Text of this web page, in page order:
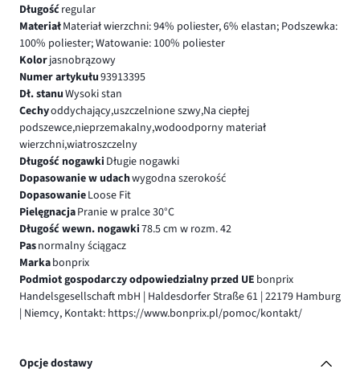
Długośćregular
MateriałMateriał wierzchni: 94% poliester, 6% elastan; Podszewka:
100% poliester; Watowanie: 100% poliester
Kolorjasnobrązowy
Numer artykułu93913395
Dł. stanuWysoki stan
Cechyoddychający,uszczelnione szwy,Na ciepłej
podszewce,nieprzemakalny,wodoodporny materiał
wierzchni,wiatroszczelny
Długość nogawki Długie nogawki
Dopasowanie w udachwygodna szerokość
DopasowanieLoose Fit
PielęgnacjaPranie w pralce 30°C
Długość wewn. nogawki78.5 cm w rozm. 42
Pasnormalny ściągacz
Markabonprix
Podmiot gospodarczy odpowiedzialny przed UE bonprix
Handelsgesellschaft mbH | Haldesdorfer Straße 61 | 22179 Hamburg
| Niemcy, Kontakt: https://www.bonprix.pl/pomoc/kontakt/
Opcje dostawy